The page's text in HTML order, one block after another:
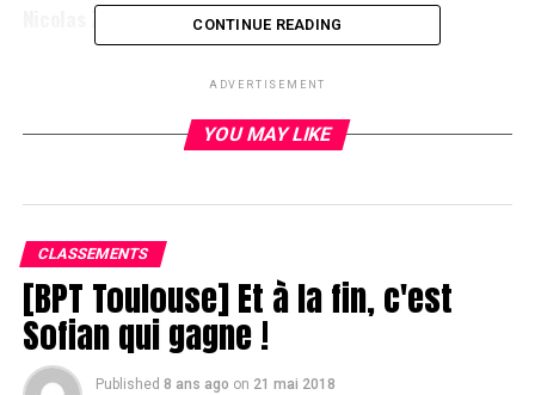
Nicolas Zaoui prend des couleurs
CONTINUE READING
ADVERTISEMENT
YOU MAY LIKE
CLASSEMENTS
[BPT Toulouse] Et à la fin, c'est
Sofian qui gagne !
Published 8 ans ago on 21 mai 2018